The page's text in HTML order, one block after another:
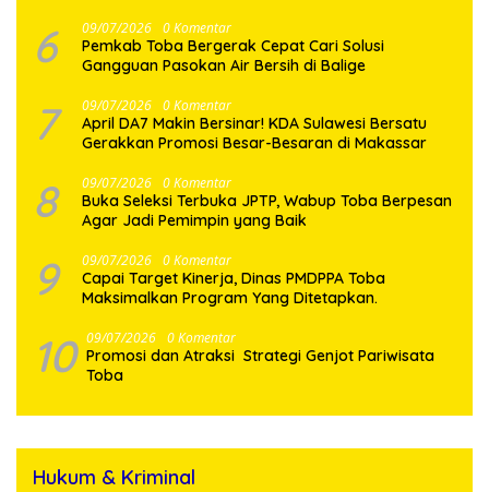
6 09/07/2026 0 Komentar
Pemkab Toba Bergerak Cepat Cari Solusi
Gangguan Pasokan Air Bersih di Balige
7 09/07/2026 0 Komentar
April DA7 Makin Bersinar! KDA Sulawesi Bersatu
Gerakkan Promosi Besar-Besaran di Makassar
8 09/07/2026 0 Komentar
Buka Seleksi Terbuka JPTP, Wabup Toba Berpesan
Agar Jadi Pemimpin yang Baik
9 09/07/2026 0 Komentar
Capai Target Kinerja, Dinas PMDPPA Toba
Maksimalkan Program Yang Ditetapkan.
10 09/07/2026 0 Komentar
Promosi dan Atraksi Strategi Genjot Pariwisata
Toba
Hukum & Kriminal